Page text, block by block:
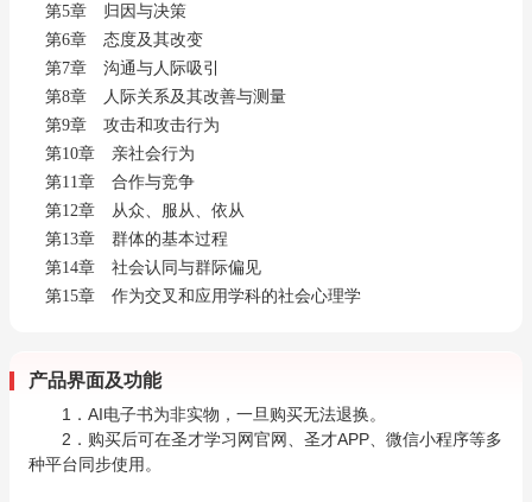
第5章 归因与决策
第6章 态度及其改变
第7章 沟通与人际吸引
第8章 人际关系及其改善与测量
第9章 攻击和攻击行为
第10章 亲社会行为
第11章 合作与竞争
第12章 从众、服从、依从
第13章 群体的基本过程
第14章 社会认同与群际偏见
第15章 作为交叉和应用学科的社会心理学
产品界面及功能
1．AI电子书为非实物，一旦购买无法退换。
2．购买后可在圣才学习网官网、圣才APP、微信小程序等多
种平台同步使用。